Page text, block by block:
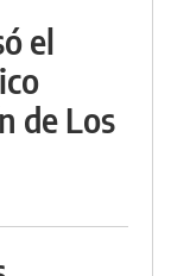
el
de Los